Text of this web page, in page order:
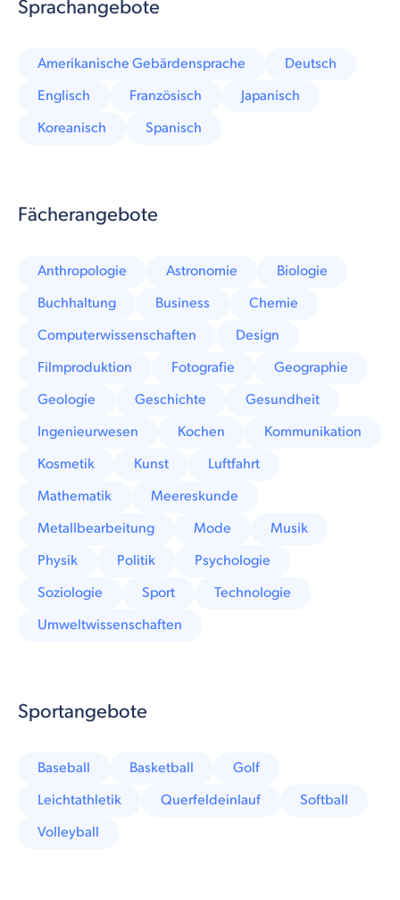
Sprachangebote
Amerikanische Gebärdensprache
Deutsch
Englisch
Französisch
Japanisch
Koreanisch
Spanisch
Fächerangebote
Anthropologie Astronomie
Biologie
Buchhaltung
Business
Chemie
Computerwissenschaften
Design
Filmproduktion
Fotografie
Geographie
Geologie
Geschichte
Gesundheit
Ingenieurwesen
Kochen
Kommunikation
Kosmetik
Kunst
Luftfahrt
Mathematik
Meereskunde
Metallbearbeitung
Mode
Musik
Physik
Politik
Psychologie
Soziologie
Sport
Technologie
Umweltwissenschaften
Sportangebote
Baseball Basketball
Golf
Leichtathletik
Querfeldeinlauf
Softball
Volleyball